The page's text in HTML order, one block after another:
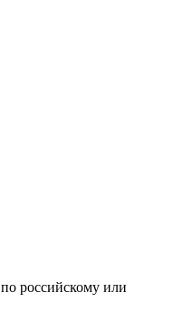
российскому или